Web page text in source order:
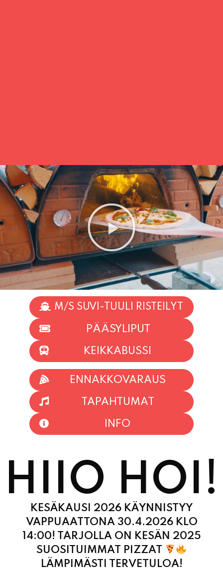
M/S SUVI-TUULI RISTEILYT
ENNAKKOVARAUS
HIIO HOI!
KESÄKAUSI 2026 KÄYNNISTYY
VAPPUAATTONA 30.4.2026 KLO
14:00! TARJOLLA ON KESÄN 2025
SUOSITUIMMAT PIZZAT
LÄMPIMÄSTI TERVETULOA!
ENNAKKOVARAUKSET KÄTEVÄSTI